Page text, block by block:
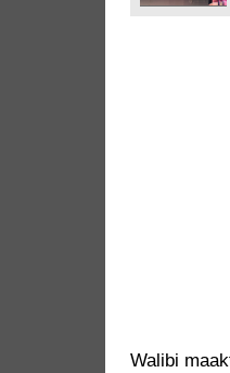
Walibi